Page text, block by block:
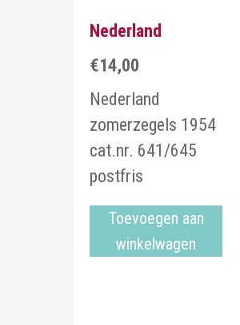
Nederland
€14,00
Nederland
zomerzegels 1954
cat.nr. 641/645
postfris
Toevoegen aan
winkelwagen